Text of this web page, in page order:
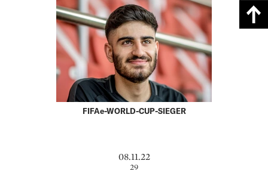
FIFAe-WORLD-CUP-SIEGER
08.11.22
29